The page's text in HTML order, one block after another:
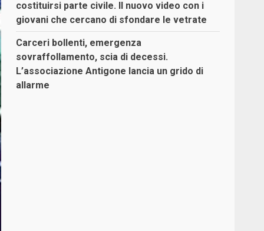
costituirsi parte civile. Il nuovo video con i
giovani che cercano di sfondare le vetrate
Carceri bollenti, emergenza
sovraffollamento, scia di decessi.
L’associazione Antigone lancia un grido di
allarme